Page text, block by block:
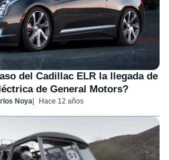
del Cadillac ELR la llegada de
de General Motors?
Noya Hace 12 años